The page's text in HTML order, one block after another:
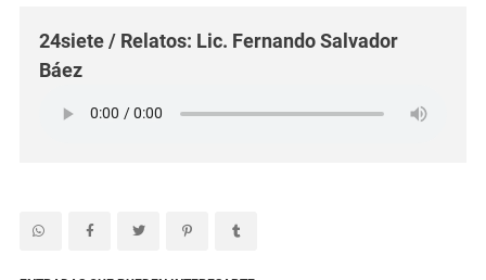
24siete / Relatos: Lic. Fernando Salvador
Báez